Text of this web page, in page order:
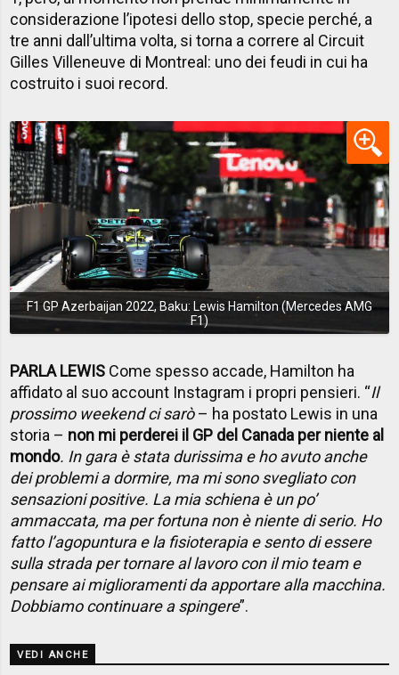
considerazione l’ipotesi dello stop, specie perché, a
tre anni dall’ultima volta, si torna a correre al Circuit
Gilles Villeneuve di Montreal: uno dei feudi in cui ha
costruito i suoi record.
F1 GP Azerbaijan 2022, Baku: Lewis Hamilton (Mercedes AMG
F1)
PARLA LEWIS Come spesso accade, Hamilton ha
affidato al suo account Instagram i propri pensieri. “Il
prossimo weekend ci sarò– ha postato Lewis in una
storia – non mi perderei il GP del Canada per niente al
mondo. In gara è stata durissima e ho avuto anche
dei problemi a dormire, ma mi sono svegliato con
sensazioni positive. La mia schiena è un po’
ammaccata, ma per fortuna non è niente di serio. Ho
fatto l’agopuntura e la fisioterapia e sento di essere
sulla strada per tornare al lavoro con il mio team e
pensare ai miglioramenti da apportare alla macchina.
Dobbiamo continuare a spingere”.
VEDI ANCHE